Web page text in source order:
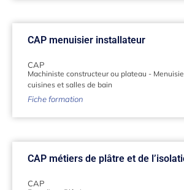
CAP menuisier installateur
CAP
Machiniste constructeur ou plateau -
cuisines et salles de bain
Fiche formation
CAP métiers de plâtre et de
CAP